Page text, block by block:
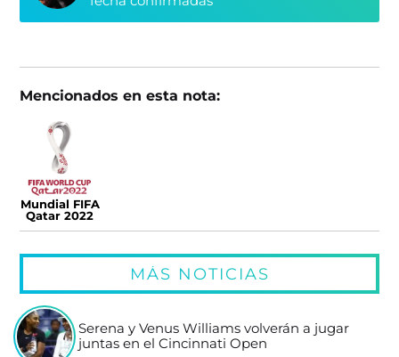
Mencionados en esta nota:
Mundial FIFA
Qatar 2022
MÁS NOTICIAS
Serena y Venus Williams volverán a jugar
juntas en el Cincinnati Open